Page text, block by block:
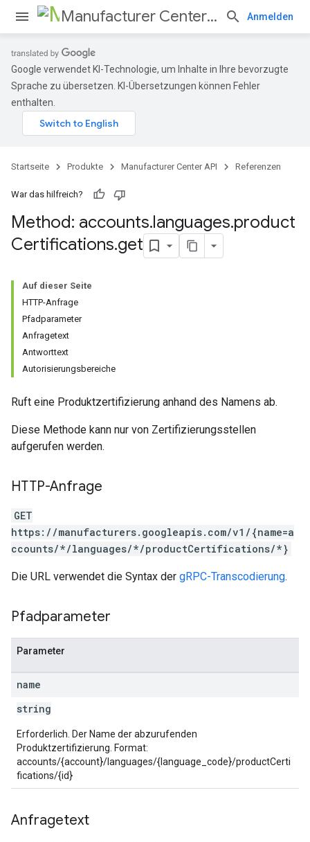
Manufacturer Center API Anmelden
Google verwendet KI-Technologie, um Inhalte in Ihre bevorzugte
Sprache zu übersetzen. KI-Übersetzungen können Fehler
enthalten.
Startseite Produkte Manufacturer Center API Referenzen
War das hilfreich?
Method: accounts.languages.product
Certifications.get
Auf dieser Seite
HTTP-Anfrage
Pfadparameter
Anfragetext
Antworttext
Autorisierungsbereiche
Ruft eine Produktzertifizierung anhand des Namens ab.
Diese Methode kann nur von Zertifizierungsstellen
aufgerufen werden.
HTTP-Anfrage
GET
https://manufacturers.googleapis.com/v1/{name=a
ccounts/*/languages/*/productCertifications/*}
Die URL verwendet die Syntax der gRPC-Transcodierung.
Pfadparameter
Parameter
name
string
Erforderlich. Der Name der abzurufenden
Produktzertifizierung. Format:
accounts/{account}/languages/{language_code}/productCerti
fications/{id}
Anfragetext